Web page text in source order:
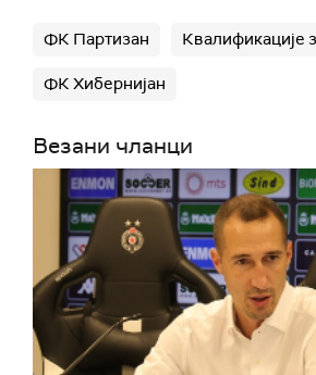
ФК Партизан Квалификације
ФК Хибернијан
Везани чланци